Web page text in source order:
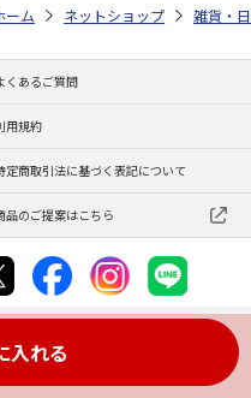
入れる
シルエットプレート【秋田犬
ーム ネットショップ 雑貨・
くあるご質問
用規約
定商取引法に基づく表記について
品のご提案はこちら